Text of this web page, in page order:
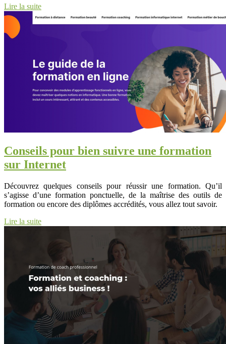
Lire la suite
Conseils pour bien suivre une formation
sur Internet
Découvrez quelques conseils pour réussir une formation. Qu’il
s’agisse d’une formation ponctuelle, de la maîtrise des outils de
formation ou encore des diplômes accrédités, vous allez tout savoir.
Lire la suite